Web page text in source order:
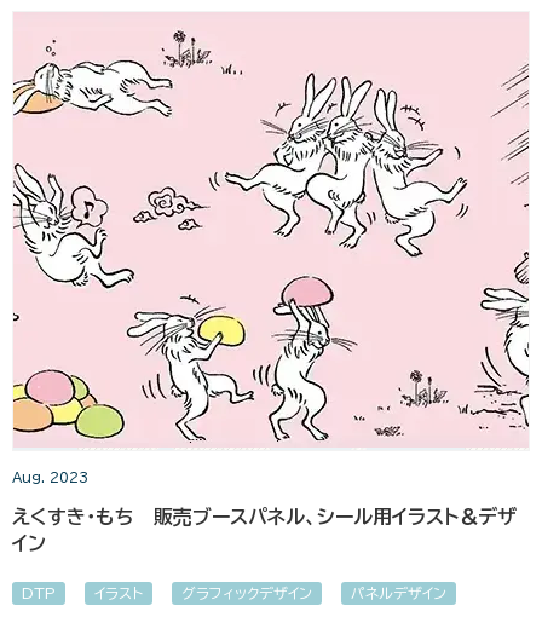
Aug. 2023
えくすき・もち 販売ブースパネル、シール用イラスト＆デザ
イン
DTP イラスト グラフィックデザイン パネルデザイン